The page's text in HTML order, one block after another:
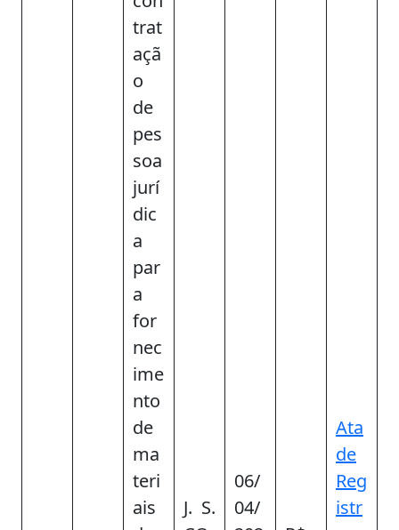
trat
açã
o
de
pes
soa
jurí
dic
a
par
a
for
nec
ime
nto
de
ma
teri
ais
J. S.
06/
04/
Ata
de
Reg
istr